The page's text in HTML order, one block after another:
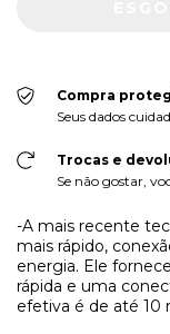
Compra
Seus dados
Trocas e
Se não gostar,
-A mais recente
mais rápido,
energia. Ele
rápida e uma
efetiva é de até 10